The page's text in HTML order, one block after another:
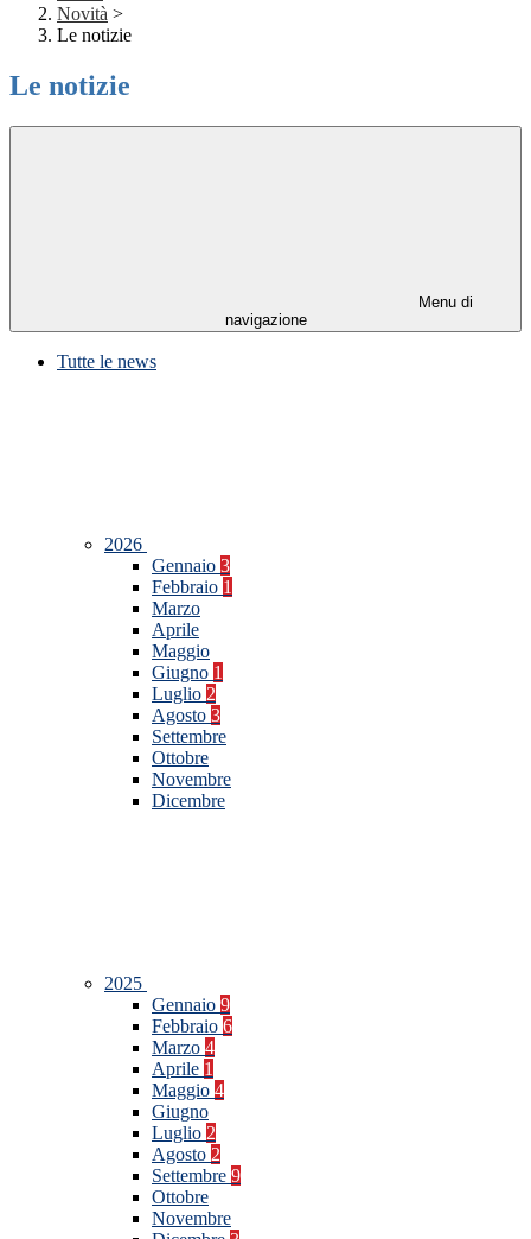
Novità >
Le notizie
Le notizie
Menu di
navigazione
Tutte le news
2026
Gennaio 3
Febbraio 1
Marzo
Aprile
Maggio
Giugno 1
Luglio 2
Agosto 3
Settembre
Ottobre
Novembre
Dicembre
2025
Gennaio 9
Febbraio 6
Marzo 4
Aprile 1
Maggio 4
Giugno
Luglio 2
Agosto 2
Settembre 9
Ottobre
Novembre